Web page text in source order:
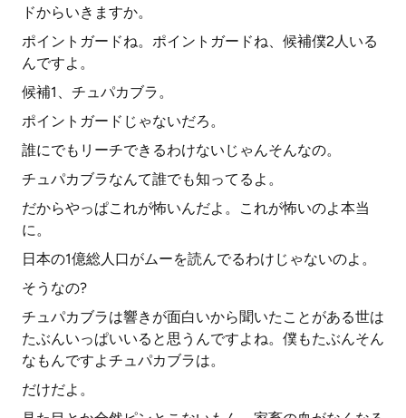
ドからいきますか。
ポイントガードね。ポイントガードね、候補僕2人いる
んですよ。
候補1、チュパカブラ。
ポイントガードじゃないだろ。
誰にでもリーチできるわけないじゃんそんなの。
チュパカブラなんて誰でも知ってるよ。
だからやっぱこれが怖いんだよ。これが怖いのよ本当
に。
日本の1億総人口がムーを読んでるわけじゃないのよ。
そうなの?
チュパカブラは響きが面白いから聞いたことがある世は
たぶんいっぱいいると思うんですよね。僕もたぶんそん
なもんですよチュパカブラは。
だけだよ。